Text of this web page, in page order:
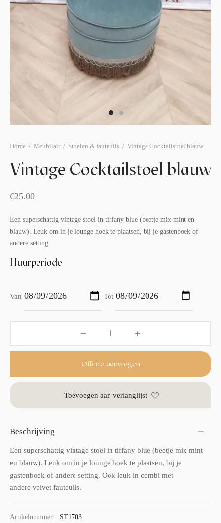
Home / Meubilair / Stoelen & fauteuils / Vintage Cocktailstoel blauw
Vintage Cocktailstoel blauw
€25.00
Een superschattig vintage stoel in tiffany blue (beetje mix mint en
blauw). Leuk om in je lounge hoek te plaatsen, bij je gastenboek of
andere setting.
Huurperiode
Van Tot
Offerte aanvragen
Toevoegen aan verlanglijst
Beschrijving
Een superschattig vintage stoel in tiffany blue (beetje mix mint
en blauw). Leuk om in je lounge hoek te plaatsen, bij je
gastenboek of andere setting. Ook leuk in combi met
andere velvet fauteuils.
Artikelnummer:
ST1703
& sweettable
deco
items